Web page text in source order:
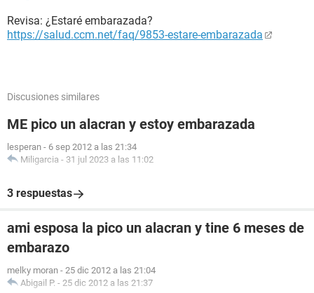
Revisa: ¿Estaré embarazada?
https://salud.ccm.net/faq/9853-estare-embarazada
Discusiones similares
ME pico un alacran y estoy embarazada
lesperan - 6 sep 2012 a las 21:34
Miligarcia - 31 jul 2023 a las 11:02
3 respuestas
ami esposa la pico un alacran y tine 6 meses de
embarazo
melky moran - 25 dic 2012 a las 21:04
Abigail P. - 25 dic 2012 a las 21:37